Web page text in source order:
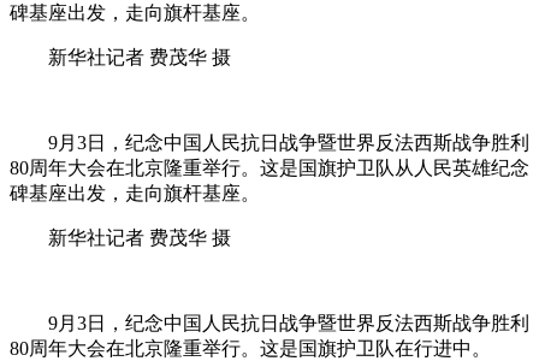
碑基座出发，走向旗杆基座。
新华社记者 费茂华 摄
9月3日，纪念中国人民抗日战争暨世界反法西斯战争胜利
80周年大会在北京隆重举行。这是国旗护卫队从人民英雄纪念
碑基座出发，走向旗杆基座。
新华社记者 费茂华 摄
9月3日，纪念中国人民抗日战争暨世界反法西斯战争胜利
80周年大会在北京隆重举行。这是国旗护卫队在行进中。